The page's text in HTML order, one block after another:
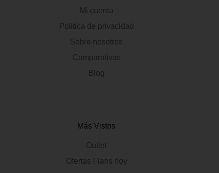
Mi cuenta
Politica de privacidad
Sobre nosotros
Comparativas
Blog
Más Vistos
Outlet
Ofertas Flahs hoy